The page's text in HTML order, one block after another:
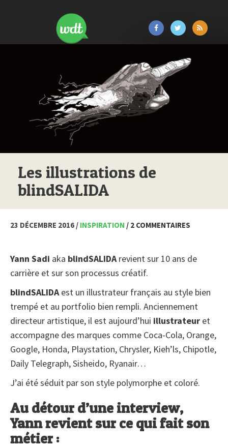
Les illustrations de
blindSALIDA
23 DÉCEMBRE 2016 / INSPIRATION / 2 COMMENTAIRES
Yann Sadi aka blindSALIDArevient sur 10 ans de
carrière et sur son processus créatif.
blindSALIDAest un illustrateur français au style bien
trempé et au portfolio bien rempli. Anciennement
directeur artistique, il est aujourd’hui illustrateur et
accompagne des marques comme Coca-Cola, Orange,
Google, Honda, Playstation, Chrysler, Kieh’ls, Chipotle,
Daily Telegraph, Sisheido, Ryanair…
J’ai été séduit par son style polymorphe et coloré.
Au détour d’une interview,
Yann revient sur ce qui fait son
métier :